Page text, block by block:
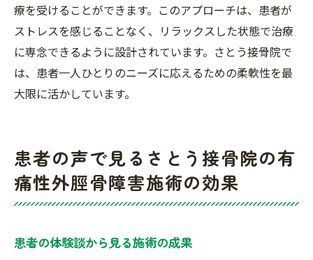
療を受けることができます。このアプローチは、患者が
ストレスを感じることなく、リラックスした状態で治療
に専念できるように設計されています。さとう接骨院で
は、患者一人ひとりのニーズに応えるための柔軟性を最
大限に活かしています。
患者の声で見るさとう接骨院の有
痛性外脛骨障害施術の効果
患者の体験談から見る施術の成果